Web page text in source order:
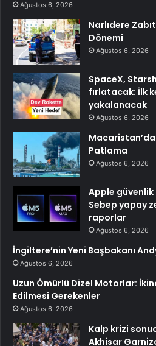
Ağustos 6, 2026
Narlıdere
Dönemi
Ağustos 6, 2026
SpaceX,
fırlatacak: İlk
yakalanacak
Ağustos 6, 2026
Patlama
Ağustos 6, 2026
Apple güvenlik
Sebep yapay
raporlar
Ağustos 6, 2026
İngiltere’nin Yeni Başbakanı
Ağustos 6, 2026
Uzun Ömürlü Dizel Motorlar:
Edilmesi Gerekenler
Ağustos 6, 2026
Kalp krizi
Akhisar